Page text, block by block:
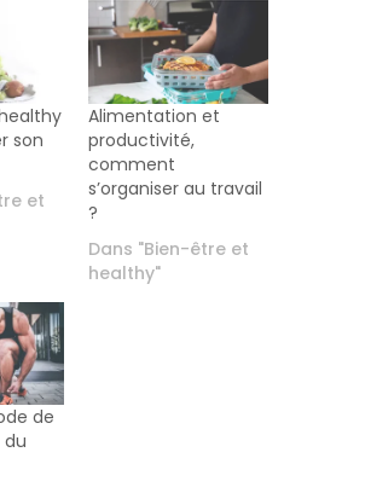
son
et
Alimentation et
productivité,
comment
s’organiser au travail
?
Dans "Bien-être et
healthy"
de
du